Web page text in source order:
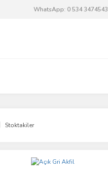
WhatsApp: 0 534 3474543
Stoktakiler